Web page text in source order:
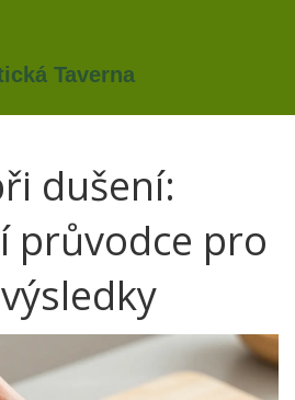
dušení:
průvodce pro